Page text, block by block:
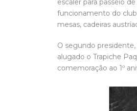
escaler para passeio
funcionamento do
mesas, cadeiras
O segundo
alugado o Trapiche
comemoração ao 1º